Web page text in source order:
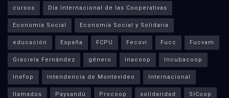
cursos Día Internacional de las Cooperativas
Economía Social Economía Social y Solidaria
educación España FCPU Fecovi Fucc Fucvam
Graciela Fernández género Inacoop Incubacoop
Inefop Intendencia de Montevideo Internacional
llamados Paysandú Procoop solidaridad SíCoop